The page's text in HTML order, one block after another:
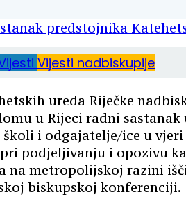
Vijesti nadbiskupije
ureda Riječke
u Rijeci radni
i odgajatelje/ice u
podjeljivanju i opozivu
na metropolijskoj razini
biskupskoj konferenciji.